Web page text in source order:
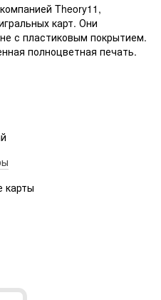
Theory11,
карт. Они
с пластиковым покрытием.
полноцветная печать.
карты